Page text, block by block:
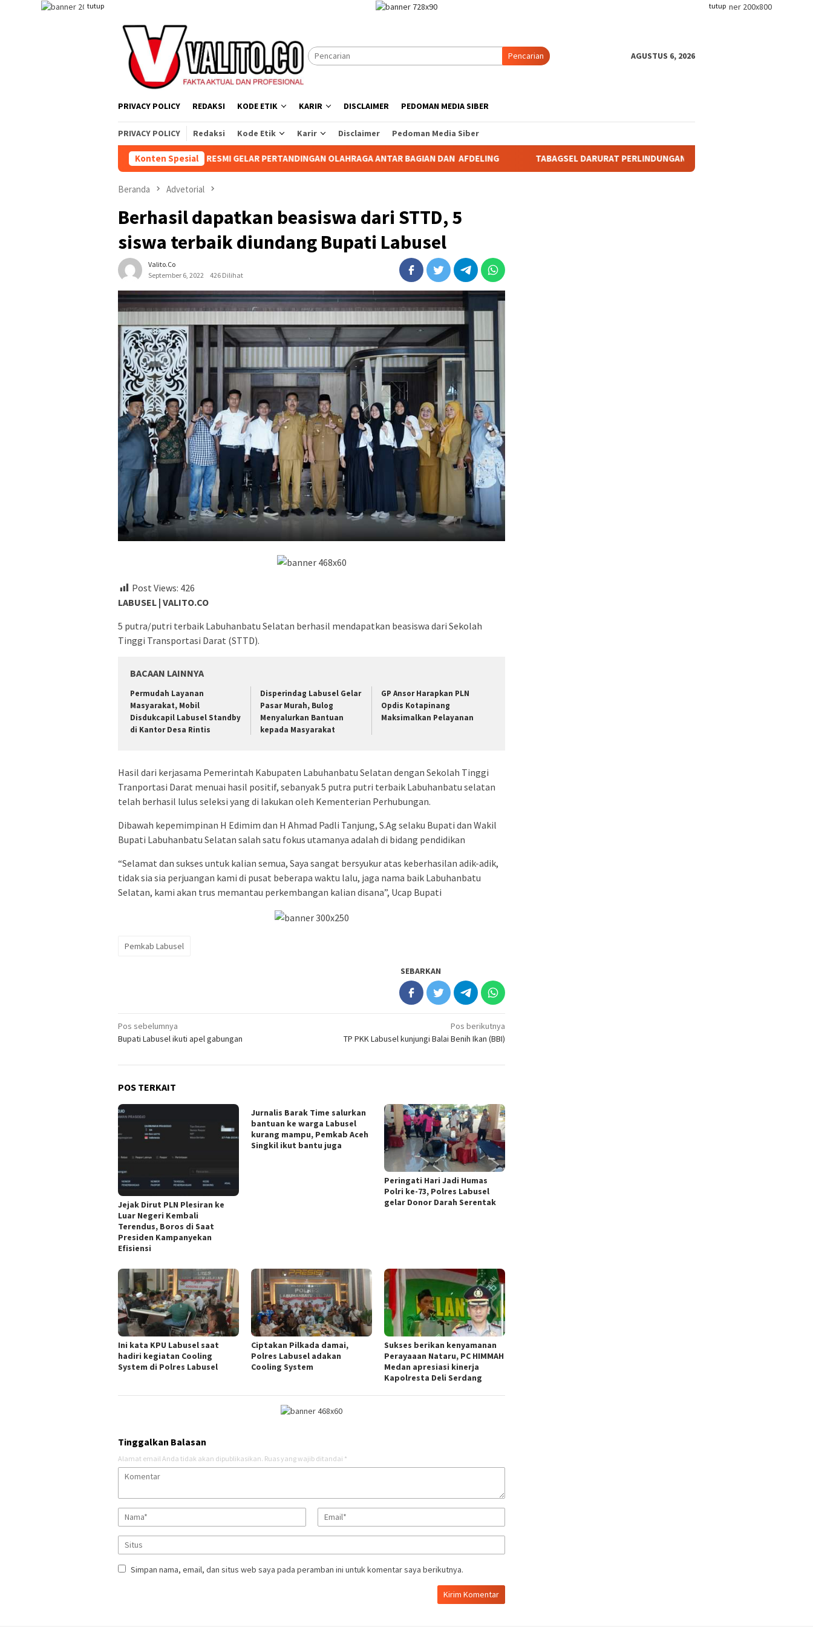
tutup tutup
Pencarian AGUSTUS 6, 2026
PRIVACY POLICY REDAKSI KODE ETIK KARIR DISCLAIMER PEDOMAN MEDIA SIBER
PRIVACY POLICY Redaksi Kode Etik Karir Disclaimer Pedoman Media Siber
Konten Spesial
81, KEBUN AEK NABARA SELATAN RESMI GELAR PERTANDINGAN OLAHRAGA ANTAR BAGIAN DAN AFDELING TABAGSEL DARURAT PERLINDUNGAN TANAH ADAT: KETIKA TANAH LELUHUR TAK
Beranda Advetorial
Berhasil dapatkan beasiswa dari STTD, 5
siswa terbaik diundang Bupati Labusel
Valito.co
September 6, 2022
426 Dilihat
Post Views: 426
LABUSEL | VALITO.CO
5 putra/putri terbaik Labuhanbatu Selatan berhasil mendapatkan beasiswa dari Sekolah
Tinggi Transportasi Darat (STTD).
BACAAN LAINNYA
Permudah Layanan
Masyarakat, Mobil
Disdukcapil Labusel Standby
di Kantor Desa Rintis
Disperindag Labusel Gelar
Pasar Murah, Bulog
Menyalurkan Bantuan
kepada Masyarakat
GP Ansor Harapkan PLN
Opdis Kotapinang
Maksimalkan Pelayanan
Hasil dari kerjasama Pemerintah Kabupaten Labuhanbatu Selatan dengan Sekolah Tinggi
Tranportasi Darat menuai hasil positif, sebanyak 5 putra putri terbaik Labuhanbatu selatan
telah berhasil lulus seleksi yang di lakukan oleh Kementerian Perhubungan.
Dibawah kepemimpinan H Edimim dan H Ahmad Padli Tanjung, S.Ag selaku Bupati dan Wakil
Bupati Labuhanbatu Selatan salah satu fokus utamanya adalah di bidang pendidikan
“Selamat dan sukses untuk kalian semua, Saya sangat bersyukur atas keberhasilan adik-adik,
tidak sia sia perjuangan kami di pusat beberapa waktu lalu, jaga nama baik Labuhanbatu
Selatan, kami akan trus memantau perkembangan kalian disana”, Ucap Bupati
Pemkab Labusel
SEBARKAN
Navigasi
pos
Pos sebelumnya
Bupati Labusel ikuti apel gabungan
Pos berikutnya
TP PKK Labusel kunjungi Balai Benih Ikan (BBI)
POS TERKAIT
Jejak Dirut PLN Plesiran ke
Luar Negeri Kembali
Terendus, Boros di Saat
Presiden Kampanyekan
Efisiensi
Jurnalis Barak Time salurkan
bantuan ke warga Labusel
kurang mampu, Pemkab Aceh
Singkil ikut bantu juga
Peringati Hari Jadi Humas
Polri ke-73, Polres Labusel
gelar Donor Darah Serentak
Ini kata KPU Labusel saat
hadiri kegiatan Cooling
System di Polres Labusel
Ciptakan Pilkada damai,
Polres Labusel adakan
Cooling System
Sukses berikan kenyamanan
Perayaaan Nataru, PC HIMMAH
Medan apresiasi kinerja
Kapolresta Deli Serdang
Tinggalkan Balasan
Alamat email Anda tidak akan dipublikasikan. Ruas yang wajib ditandai *
Simpan nama, email, dan situs web saya pada peramban ini untuk komentar saya berikutnya.